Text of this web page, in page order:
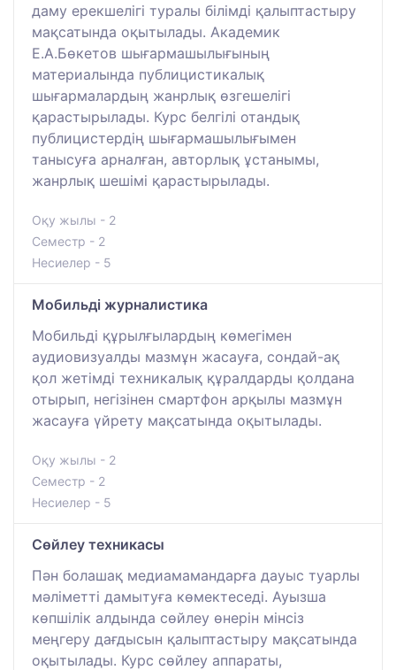
даму ерекшелігі туралы білімді қалыптастыру
мақсатында оқытылады. Академик
Е.А.Бөкетов шығармашылығының
материалында публицистикалық
шығармалардың жанрлық өзгешелігі
қарастырылады. Курс белгілі отандық
публицистердің шығармашылығымен
танысуға арналған, авторлық ұстанымы,
жанрлық шешімі қарастырылады.
Оқу жылы - 2
Семестр - 2
Несиелер - 5
Мобильді журналистика
Мобильді құрылғылардың көмегімен
аудиовизуалды мазмұн жасауға, сондай-ақ
қол жетімді техникалық құралдарды қолдана
отырып, негізінен смартфон арқылы мазмұн
жасауға үйрету мақсатында оқытылады.
Оқу жылы - 2
Семестр - 2
Несиелер - 5
Сөйлеу техникасы
Пән болашақ медиамамандарға дауыс туарлы
мәліметті дамытуға көмектеседі. Ауызша
көпшілік алдында сөйлеу өнерін мінсіз
меңгеру дағдысын қалыптастыру мақсатында
оқытылады. Курс сөйлеу аппараты,